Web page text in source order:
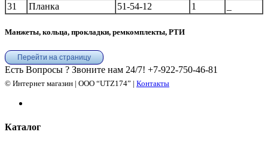
31
Планка 51-54-12 1
Манжеты, кольца, прокладки, ремкомплекты, РТИ
Перейти на страницу
Есть Вопросы ? Звоните нам 24/7! +7-922-750-46-81
© Интернет магазин | ООО “UTZ174” | Контакты
Каталог